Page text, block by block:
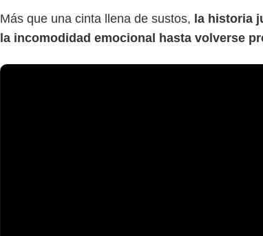
Más que una cinta llena de sustos, la historia
la incomodidad emocional hasta volverse